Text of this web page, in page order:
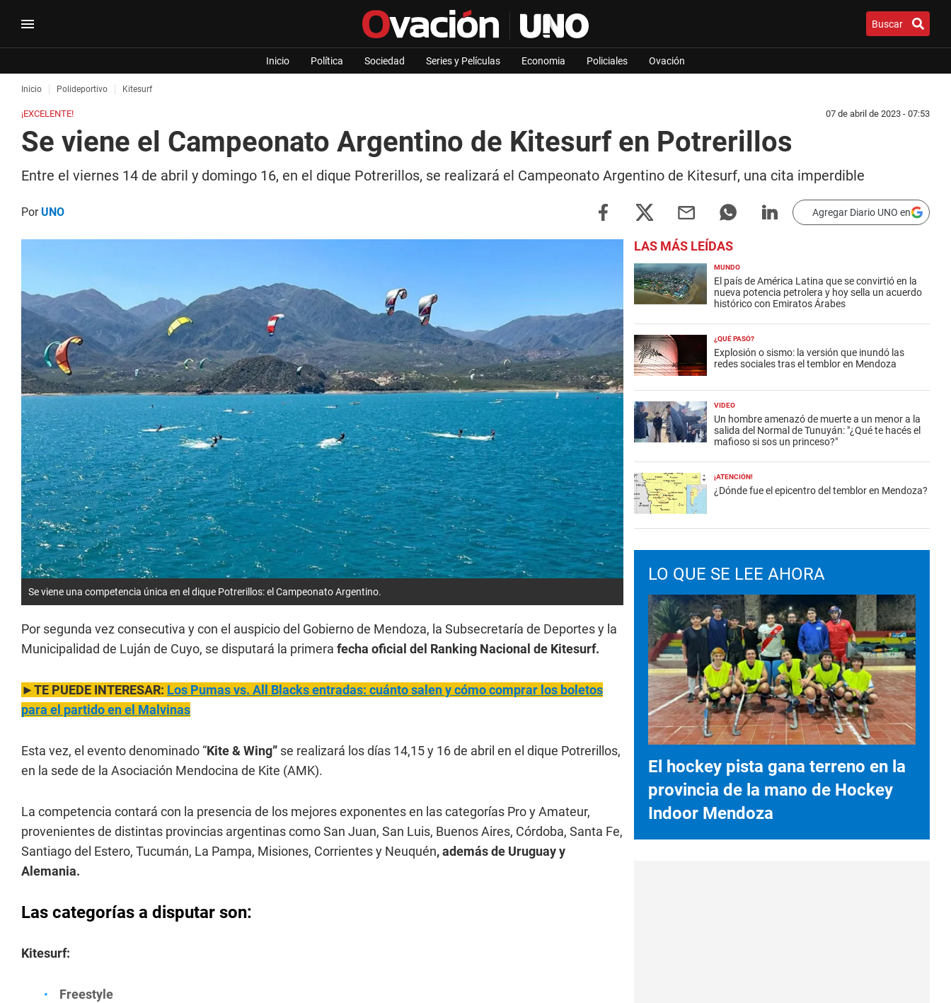
Buscar
Inicio Política Sociedad Series y Películas Economia Policiales Ovación
Inicio Polideportivo Kitesurf
¡EXCELENTE! 07 de abril de 2023 - 07:53
Se viene el Campeonato Argentino de Kitesurf en Potrerillos
Entre el viernes 14 de abril y domingo 16, en el dique Potrerillos, se realizará el Campeonato Argentino de Kitesurf, una cita imperdible
PorUNO Agregar Diario UNO en
Se viene una competencia única en el dique Potrerillos: el Campeonato Argentino.
Por segunda vez consecutiva y con el auspicio del Gobierno de Mendoza, la Subsecretaría de Deportes y la
Municipalidad de Luján de Cuyo, se disputará la primera fecha oficial del Ranking Nacional de Kitesurf.
►TE PUEDE INTERESAR: Los Pumas vs. All Blacks entradas: cuánto salen y cómo comprar los boletos
para el partido en el Malvinas
Esta vez, el evento denominado “Kite & Wing” se realizará los días 14,15 y 16 de abril en el dique Potrerillos,
en la sede de la Asociación Mendocina de Kite (AMK).
La competencia contará con la presencia de los mejores exponentes en las categorías Pro y Amateur,
provenientes de distintas provincias argentinas como San Juan, San Luis, Buenos Aires, Córdoba, Santa Fe,
Santiago del Estero, Tucumán, La Pampa, Misiones, Corrientes y Neuquén, además de Uruguay y
Alemania.
Las categorías a disputar son:
Kitesurf:
Freestyle
LAS MÁS LEÍDAS
MUNDO
El país de América Latina que se convirtió en la
nueva potencia petrolera y hoy sella un acuerdo
histórico con Emiratos Árabes
¿QUÉ PASÓ?
Explosión o sismo: la versión que inundó las
redes sociales tras el temblor en Mendoza
VIDEO
Un hombre amenazó de muerte a un menor a la
salida del Normal de Tunuyán: "¿Qué te hacés el
mafioso si sos un princeso?"
¡ATENCIÓN!
¿Dónde fue el epicentro del temblor en Mendoza?
LO QUE SE LEE AHORA
El hockey pista gana terreno en la
provincia de la mano de Hockey
Indoor Mendoza